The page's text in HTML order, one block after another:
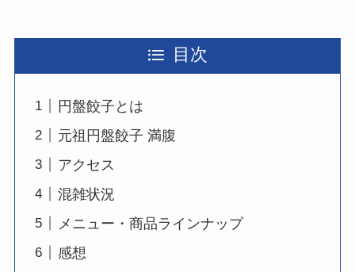
目次
円盤餃子とは
元祖円盤餃子 満腹
アクセス
混雑状況
メニュー・商品ラインナップ
感想